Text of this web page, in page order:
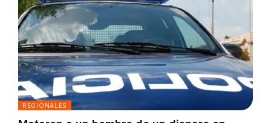
REGIONALES